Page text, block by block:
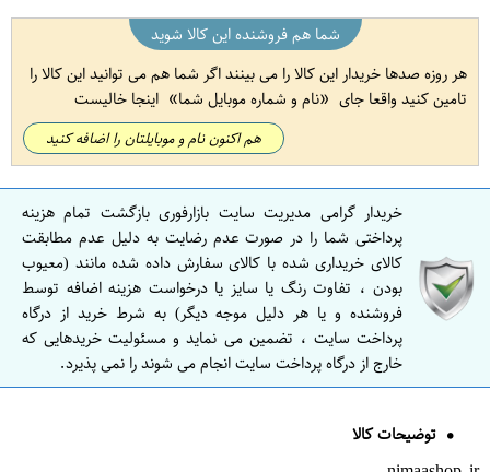
شما هم فروشنده این کالا شوید
هر روزه صدها خریدار این کالا را می بینند اگر شما هم می توانید این کالا را
تامین کنید واقعا جای
نام و شماره موبایل شما اینجا خالیست
هم اکنون نام و موبایلتان را اضافه کنید
خریدار گرامی مدیریت سایت بازارفوری بازگشت تمام هزینه
پرداختی شما را در صورت عدم رضایت به دلیل عدم مطابقت
کالای خریداری شده با کالای سفارش داده شده مانند (معیوب
بودن ، تفاوت رنگ یا سایز یا درخواست هزینه اضافه توسط
فروشنده و یا هر دلیل موجه دیگر) به شرط خرید از درگاه
پرداخت سایت ، تضمین می نماید و مسئولیت خریدهایی که
خارج از درگاه پرداخت سایت انجام می شوند را نمی پذیرد.
توضیحات کالا